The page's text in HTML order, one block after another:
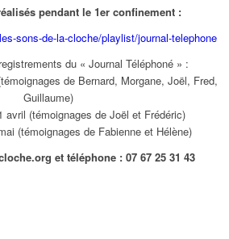
pendant le 1er confinement :
sons-de-la-cloche/playlist/journal-telephone
du « Journal Téléphoné » :
de Bernard, Morgane, Joël, Fred,
Guillaume)
avril (témoignages de Joël et Frédéric)
(témoignages de Fabienne et Hélène)
et téléphone : 07 67 25 31 43